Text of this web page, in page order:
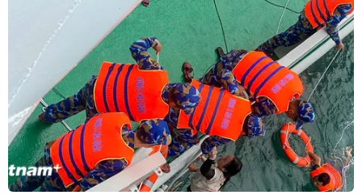
04/06/2017 11:44
Bộ trưởng Ryacudu đã gọi các phiến quân IS này là
những cỗ máy giết người, đồng thời cho biết trong số
1.200 tay súng IS có mặt tại Philippines, có khoảng 40
phần tử đến từ Indonesia.